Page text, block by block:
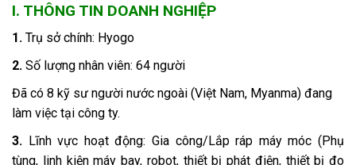
I. THÔNG TIN DOANH NGHIỆP
1. Trụ sở chính: Hyogo
2. Số lượng nhân viên: 64 người
Đã có 8 kỹ sư người nước ngoài (Việt Nam, Myanma) đang
làm việc tại công ty.
3. Lĩnh vực hoạt động: Gia công/Lắp ráp máy móc (Phụ
tùng, linh kiện máy bay, robot, thiết bị phát điện, thiết bị đo